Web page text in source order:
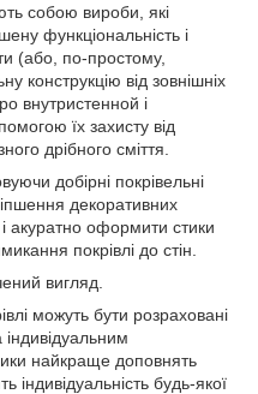
собою вироби, які
функціональність і
(або, по-простому,
конструкцію від зовнішніх
внутристенной і
їх захисту від
дрібного сміття.
добірні покрівельні
декоративних
і акуратно оформити стики
покрівлі до стін.
вигляд.
можуть бути розраховані
індивідуальним
найкраще доповнять
індивідуальність будь-якої